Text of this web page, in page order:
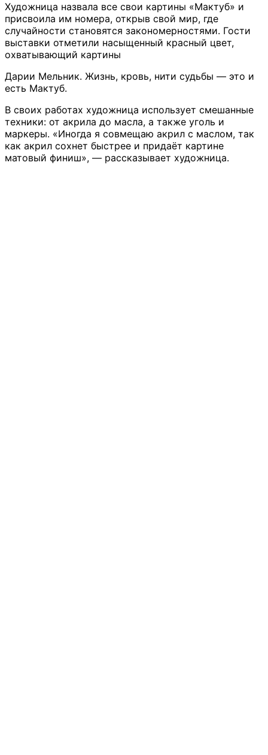
Художница назвала все свои картины «Мактуб» и
присвоила им номера, открыв свой мир, где
случайности становятся закономерностями. Гости
выставки отметили насыщенный красный цвет,
охватывающий картины
Дарии Мельник. Жизнь, кровь, нити судьбы — это и
есть Мактуб.
В своих работах художница использует смешанные
техники: от акрила до масла, а также уголь и
маркеры. «Иногда я совмещаю акрил с маслом, так
как акрил сохнет быстрее и придаёт картине
матовый финиш», — рассказывает художница.